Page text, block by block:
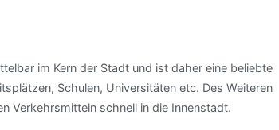
im Kern der Stadt und ist daher eine beliebte
Schulen, Universitäten etc. Des Weiteren
Verkehrsmitteln schnell in die Innenstadt.